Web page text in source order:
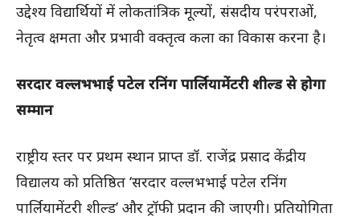
उद्देश्य विद्यार्थियों में लोकतांत्रिक मूल्यों, संसदीय परंपराओं,
नेतृत्व क्षमता और प्रभावी वक्तृत्व कला का विकास करना है।
सरदार वल्लभभाई पटेल रनिंग पार्लियामेंटरी शील्ड से होगा
सम्मान
राष्ट्रीय स्तर पर प्रथम स्थान प्राप्त डॉ. राजेंद्र प्रसाद केंद्रीय
विद्यालय को प्रतिष्ठित ‘सरदार वल्लभभाई पटेल रनिंग
पार्लियामेंटरी शील्ड’ और ट्रॉफी प्रदान की जाएगी। प्रतियोगिता